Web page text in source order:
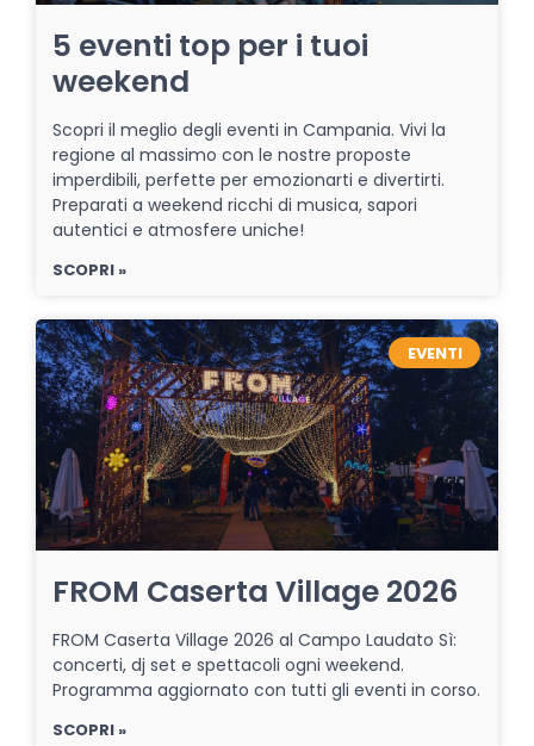
5 eventi top per i tuoi
weekend
Scopri il meglio degli eventi in Campania. Vivi la
regione al massimo con le nostre proposte
imperdibili, perfette per emozionarti e divertirti.
Preparati a weekend ricchi di musica, sapori
autentici e atmosfere uniche!
SCOPRI »
EVENTI
FROM Caserta Village 2026
FROM Caserta Village 2026 al Campo Laudato Sì:
concerti, dj set e spettacoli ogni weekend.
Programma aggiornato con tutti gli eventi in corso.
SCOPRI »